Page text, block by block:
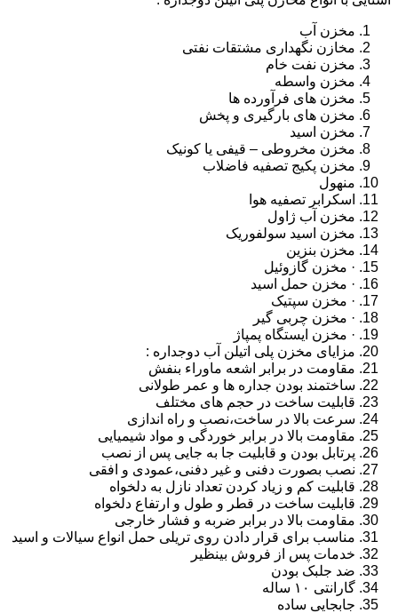
مخزن آب
مخازن نگهداری مشتقات نفتی
مخزن نفت خام
مخزن واسطه
مخزن های فرآورده ها
مخزن های بارگیری و پخش
مخزن اسید
مخزن مخروطی – قیفی یا کونیک
مخزن پکیج تصفیه فاضلاب
منهول
اسکرابر تصفیه هوا
مخزن آب ژاول
مخزن اسید سولفوریک
مخزن بنزین
· مخزن گازوئیل
· مخزن حمل اسید
· مخزن سپتیک
· مخزن چربی گیر
· مخزن ایستگاه پمپاژ
مزایای مخزن پلی اتیلن آب دوجداره :
مقاومت در برابر اشعه ماوراء بنفش
ساختمند بودن جداره ها و عمر طولانی
قابلیت ساخت در حجم های مختلف
سرعت بالا در ساخت،نصب و راه اندازی
مقاومت بالا در برابر خوردگی و مواد شیمیایی
پرتابل بودن و قابلیت جا به جایی پس از نصب
نصب بصورت دفنی و غیر دفنی،عمودی و افقی
قابلیت کم و زیاد کردن تعداد نازل به دلخواه
قابلیت ساخت در قطر و طول و ارتفاع دلخواه
مقاومت بالا در برابر ضربه و فشار خارجی
مناسب برای قرار دادن روی تریلی حمل انواع سیالات و اسید
خدمات پس از فروش بینظیر
ضد جلبک بودن
گارانتی ۱۰ ساله
جابجایی ساده